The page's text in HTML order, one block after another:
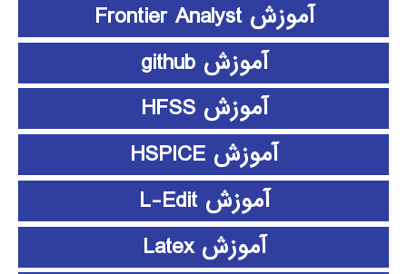
آموزش Frontier Analyst
آموزش github
آموزش HFSS
آموزش HSPICE
آموزش L-Edit
آموزش Latex